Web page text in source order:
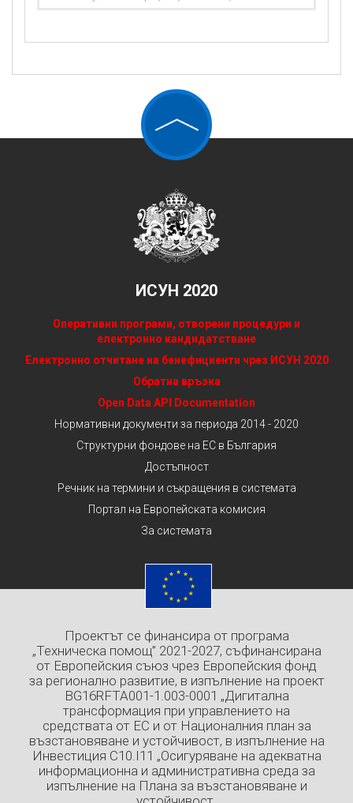
ИСУН 2020
Оперативни програми, отворени процедури и
електронно кандидатстване
Електронно отчитане на бенефициенти чрез ИСУН 2020
Обратна връзка
Open Data API Documentation
Нормативни документи за периода 2014 - 2020
Структурни фондове на ЕС в България
Достъпност
Речник на термини и съкращения в системата
Портал на Европейската комисия
За системата
Проектът се финансира от програма
„Техническа помощ” 2021-2027, съфинансирана
от Европейския съюз чрез Европейския фонд
за регионално развитие, в изпълнение на проект
BG16RFTA001-1.003-0001 „Дигитална
трансформация при управлението на
средствата от ЕС и от Националния план за
възстановяване и устойчивост, в изпълнение на
Инвестиция C10.I11 „Осигуряване на адекватна
информационна и административна среда за
изпълнение на Плана за възстановяване и